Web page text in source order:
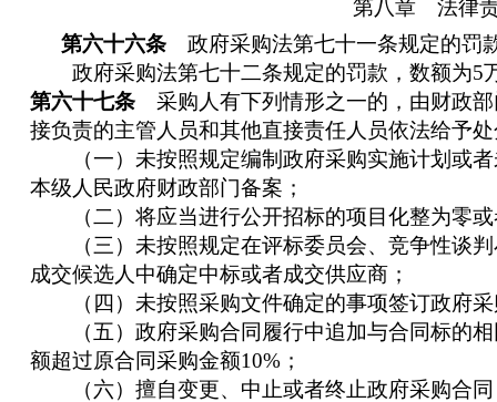
第八章 法律
第六十六条政府采购法第七十一条规定的罚
政府采购法第七十二条规定的罚款，数额为5
第六十七条采购人有下列情形之一的，由财政部
接负责的主管人员和其他直接责任人员依法给予
（一）未按照规定编制政府采购实施计划或者
本级人民政府财政部门备案；
（二）将应当进行公开招标的项目化整为零或
（三）未按照规定在评标委员会、竞争性谈判
成交候选人中确定中标或者成交供应商；
（四）未按照采购文件确定的事项签订政府采
（五）政府采购合同履行中追加与合同标的相
额超过原合同采购金额10%；
（六）擅自变更、中止或者终止政府采购合同